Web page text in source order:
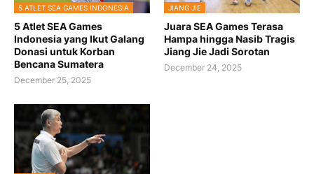
5 ATLET SEA GAMES INDONESIA
5 Atlet SEA Games
Indonesia yang Ikut Galang
Donasi untuk Korban
Bencana Sumatera
December 25, 2025
JIANG JIE
Juara SEA Games Terasa
Hampa hingga Nasib Tragis
Jiang Jie Jadi Sorotan
December 24, 2025